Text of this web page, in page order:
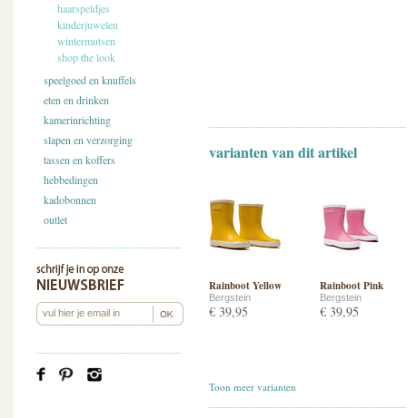
haarspeldjes
kinderjuwelen
wintermutsen
shop the look
speelgoed en knuffels
eten en drinken
kamerinrichting
slapen en verzorging
tassen en koffers
hebbedingen
kadobonnen
outlet
varianten van dit artikel
Rainboot Yellow
Bergstein
€ 39,95
Rainboot Pink
Bergstein
€ 39,95
Toon meer varianten